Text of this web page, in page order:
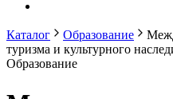
Каталог Образование
туризма и культурного
Образование